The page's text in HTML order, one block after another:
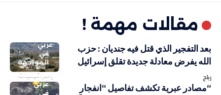
مقالات مهمة !
عربي
في
المواجهة
بعد التفجير الذي قتل فيه جنديان : حزب
الله يفرض معادلة جديدة تقلق إسرائيل
رباح
إسرائيليات
عربي
في
“مصادر عبرية تكشف تفاصيل “انفجار